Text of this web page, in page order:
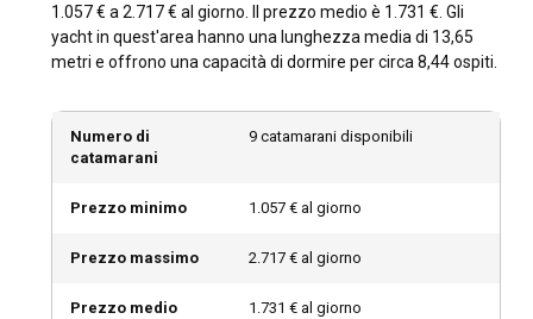
Ci sono numerosi modi per raggiungere il Brasile: in aereo, in
barca o in auto. Ci sono voli diretti per le città principali come
Rio de Janeiro e São Paulo da aeroporti internazionali
vicini. In alternativa, per viaggi via terra, è disponibile il
servizio di autobus dalla maggior parte delle nazioni
il noleggio di catamarani in Brasile?
Il Brasile abbonda di spettacolari destinazioni nautiche.
1.057 € a 2.717 € al giorno. Il prezzo medio è 1.731 €. Gli
yacht in quest'area hanno una lunghezza media di 13,65
metri e offrono una capacità di dormire per circa 8,44 ospiti.
Numero di
catamarani
9 catamarani disponibili
Prezzo minimo 1.057 € al giorno
Prezzo massimo 2.717 € al giorno
Prezzo medio 1.731 € al giorno